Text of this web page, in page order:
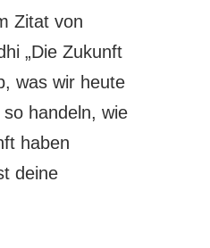
Zitat von
„Die Zukunft
was wir heute
handeln, wie
haben
deine